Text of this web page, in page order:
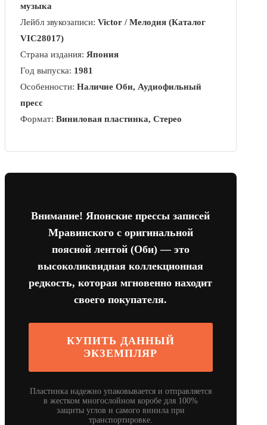
музыка
Лейбл звукозаписи: Victor / Мелодия (Каталог
VIC28017)
Страна издания: Япония
Год выпуска: 1981
Особенности: Наличие Оби, Аудиофильный
пресс
Формат: Виниловая пластинка, Стерео
Внимание! Японские прессы записей
Мравинского с оригинальной
поясной лентой (Оби) — это
высоколиквидная коллекционная
редкость, которая мгновенно находит
своего покупателя.
КУПИТЬ ДАННЫЙ
ЭКЗЕМПЛЯР
Пластинка надежно упаковывается и отправляется
в жестком многослойном коробе для 100%
защиты углов и самого винила при
транспортировке.